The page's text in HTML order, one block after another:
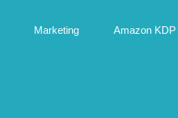
Marketing Amazon KDP